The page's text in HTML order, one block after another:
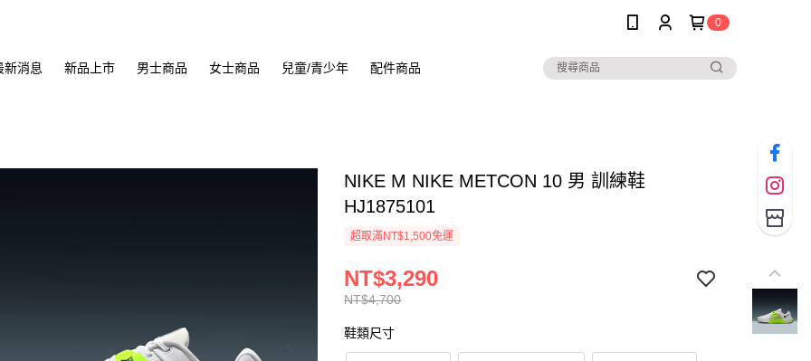
0
新消息 新品上市 男士商品 女士商品 兒童/青少年 配件商品
NIKE M NIKE METCON 10 男 訓練鞋
HJ1875101
超取滿NT$1,500免運
NT$4,700
NT$3,290
鞋類尺寸